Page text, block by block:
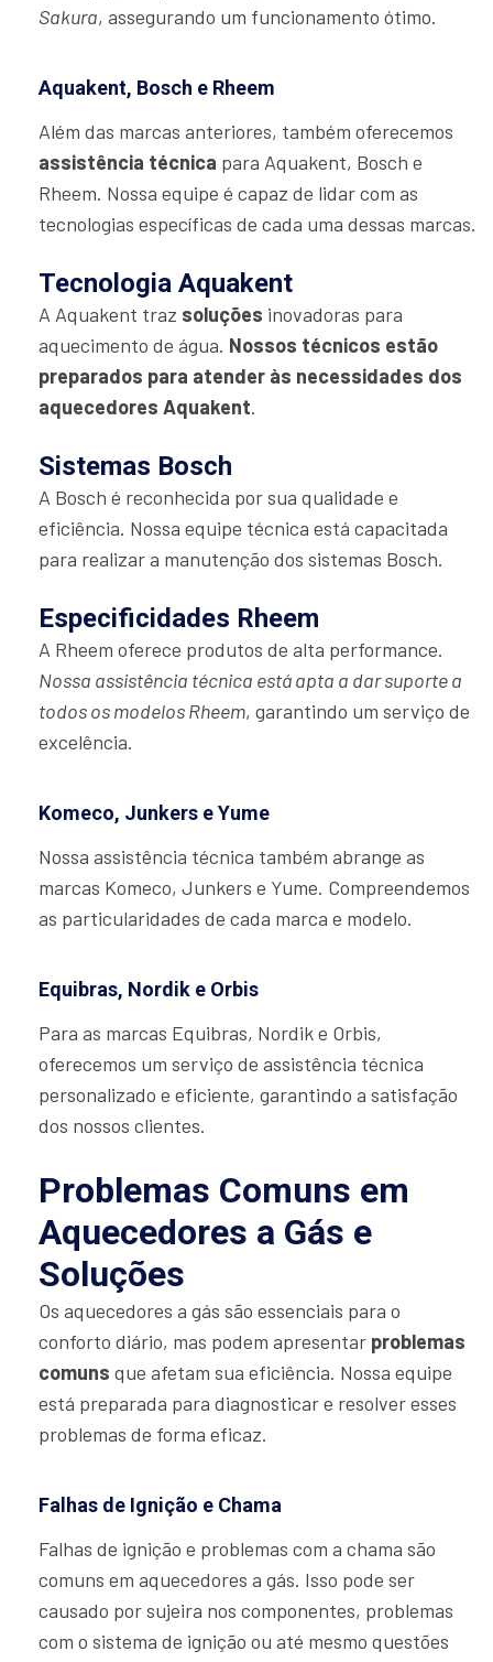
Sakura, assegurando um funcionamento ótimo.
Aquakent, Bosch e Rheem
Além das marcas anteriores, também oferecemos
assistência técnica para Aquakent, Bosch e
Rheem. Nossa equipe é capaz de lidar com as
tecnologias específicas de cada uma dessas marcas.
Tecnologia Aquakent
A Aquakent traz soluções inovadoras para
aquecimento de água. Nossos técnicos estão
preparados para atender às necessidades dos
aquecedores Aquakent.
Sistemas Bosch
A Bosch é reconhecida por sua qualidade e
eficiência. Nossa equipe técnica está capacitada
para realizar a manutenção dos sistemas Bosch.
Especificidades Rheem
A Rheem oferece produtos de alta performance.
Nossa assistência técnica está apta a dar suporte a
todos os modelos Rheem, garantindo um serviço de
excelência.
Komeco, Junkers e Yume
Nossa assistência técnica também abrange as
marcas Komeco, Junkers e Yume. Compreendemos
as particularidades de cada marca e modelo.
Equibras, Nordik e Orbis
Para as marcas Equibras, Nordik e Orbis,
oferecemos um serviço de assistência técnica
personalizado e eficiente, garantindo a satisfação
dos nossos clientes.
Problemas Comuns em
Aquecedores a Gás e
Soluções
Os aquecedores a gás são essenciais para o
conforto diário, mas podem apresentar problemas
comuns que afetam sua eficiência. Nossa equipe
está preparada para diagnosticar e resolver esses
problemas de forma eficaz.
Falhas de Ignição e Chama
Falhas de ignição e problemas com a chama são
comuns em aquecedores a gás. Isso pode ser
causado por sujeira nos componentes, problemas
com o sistema de ignição ou até mesmo questões